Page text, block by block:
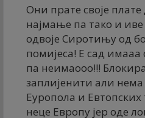
Они прате своје
најмање па тако и иве
одвоје Сиротињу од
помијеса! Е сад
па неимаооо!!!
заплијенити али
Еуропола и
неце Европу јер оде